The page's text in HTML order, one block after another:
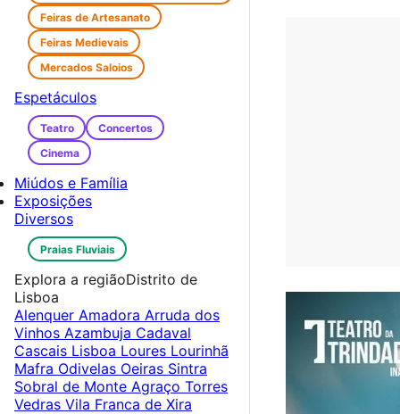
Feiras de Artesanato
Feiras Medievais
Mercados Saloios
Espetáculos
Teatro
Concertos
Cinema
Miúdos e Família
Exposições
Diversos
Praias Fluviais
Explora a regiãoDistrito de
Lisboa
Alenquer Amadora Arruda dos
Vinhos Azambuja Cadaval
Cascais Lisboa Loures Lourinhã
Mafra Odivelas Oeiras Sintra
Sobral de Monte Agraço Torres
Vedras Vila Franca de Xira